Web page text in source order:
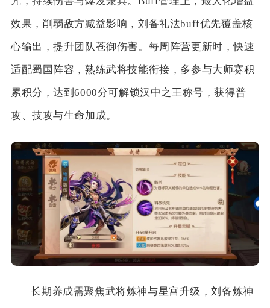
效果，削弱敌方减益影响，刘备礼法buff优先覆盖核
心输出，提升团队苍御伤害。每周阵营更新时，快速
适配蜀国阵容，熟练武将技能衔接，多参与大师赛积
累积分，达到6000分可解锁汉中之王称号，获得普
攻、技攻与生命加成。
长期养成需聚焦武将炼神与星宫升级，刘备炼神